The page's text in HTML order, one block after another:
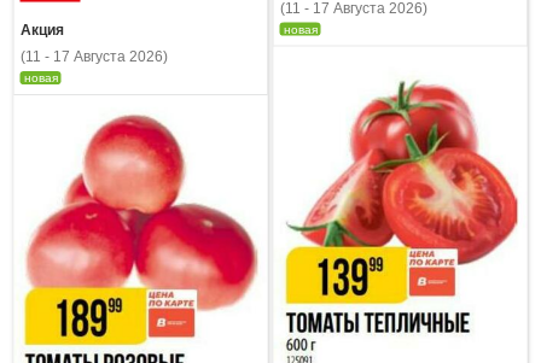
(11 - 17 Августа 2026)
новая
Акция
(11 - 17 Августа 2026)
новая